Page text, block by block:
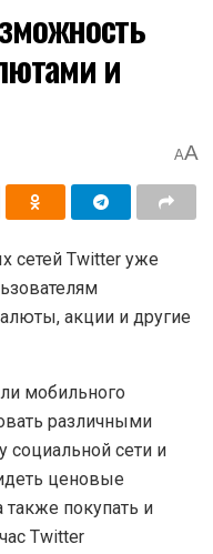
и
AA
сетей Twitter уже
акции и другие
мобильного
различными
социальной сети и
ценовые
также покупать и
Twitter